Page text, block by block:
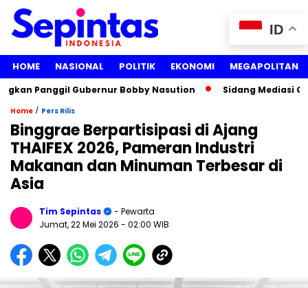
HOME NASIONAL POLITIK EKONOMI MEGAPOLITAN
Panggil Gubernur Bobby Nasution Sidang Mediasi
Home / Pers Rilis
Binggrae Berpartisipasi di Ajang
THAIFEX 2026, Pameran Industri
Makanan dan Minuman Terbesar di
Asia
Tim Sepintas
- Pewarta
Jumat, 22 Mei 2026 - 02:00 WIB
ID